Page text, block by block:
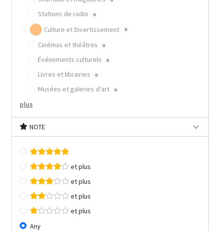
Stations de radio 0
Culture et Divertissement 0
Cinémas et théâtres 0
Événements culturels 0
Livres et librairies 0
Musées et galeries d'art 0
plus
NOTE
et plus
et plus
et plus
et plus
Any